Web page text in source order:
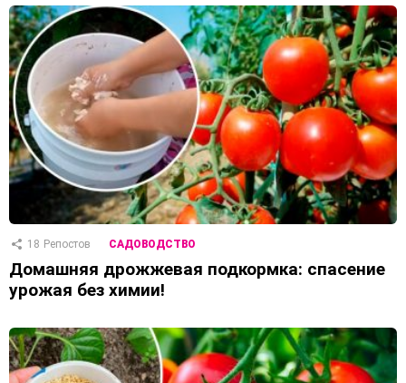
18 Репостов САДОВОДСТВО
Домашняя дрожжевая подкормка: спасение
урожая без химии!